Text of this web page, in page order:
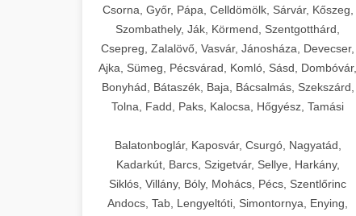
klinika átalakulási történet
érdeklődésének és elkötelezettségének
drámai növeléséhez. Egy 150%-os
fellendülési esettanulmány gyakorlati
betekintésekkel.
weboldal-keszites.co
elkötelezettség erősítési módszerek
🎮 19. AI Google Ads és
Meta Kampány Kezelés +
Fejlett AI-alapú Google Ads és Meta
hirdetési kampánykezelés.
Optimalizálja hirdetési költségvetését
aikampany.hu
AI hirdetési automatizálás
🍞 20. Ipari Dagasztógép +
Professzionális ipari dagasztógépek és
tésztakeverő gépek pékségek és
kereskedelmi konyhák számára.
Masszív konstrukció megbízható
🔪 21. Ipari Szeletelőgép+
Ipari hús- és sajtszeletelő gépek
Csorna, Győr, Pápa, Celldömölk, Sárvár, Kőszeg,
Szombathely, Ják, Körmend, Szentgotthárd,
Csepreg, Zalalövő, Vasvár, Jánosháza, Devecser,
Ajka, Sümeg, Pécsvárad, Komló, Sásd, Dombóvár,
Bonyhád, Bátaszék, Baja, Bácsalmás, Szekszárd,
Tolna, Fadd, Paks, Kalocsa, Hőgyész, Tamási
Balatonboglár, Kaposvár, Csurgó, Nagyatád,
Kadarkút, Barcs, Szigetvár, Sellye, Harkány,
Siklós, Villány, Bóly, Mohács, Pécs, Szentlőrinc
Andocs, Tab, Lengyeltóti, Simontornya, Enying,